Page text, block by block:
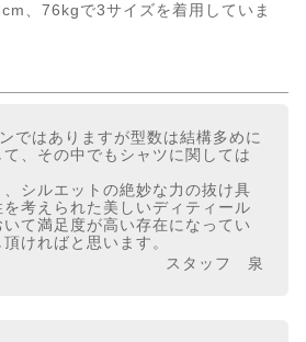
、76kgで3サイズを着用していま
ではありますが型数は結構多めに
、その中でもシャツに関しては
シルエットの絶妙な力の抜け具
考えられた美しいディティール
て満足度が高い存在になってい
ければと思います。
スタッフ 泉